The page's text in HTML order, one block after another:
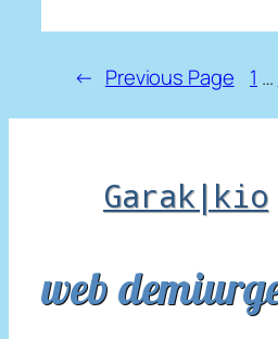
← Previous Page 1 …
Garak|kio
web